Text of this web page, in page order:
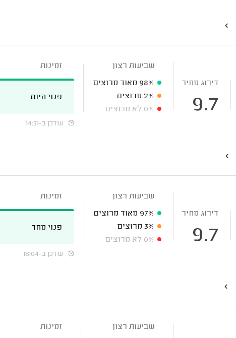
דירוג מחיר
9.7
שביעות רצון
98% מאוד מרוצים
2% מרוצים
0% לא מרוצים
זמינות
פנוי היום
עודכן ב-14:31
דירוג מחיר
9.7
שביעות רצון
97% מאוד מרוצים
3% מרוצים
0% לא מרוצים
זמינות
פנוי מחר
עודכן ב-18:04
שביעות רצון
זמינות